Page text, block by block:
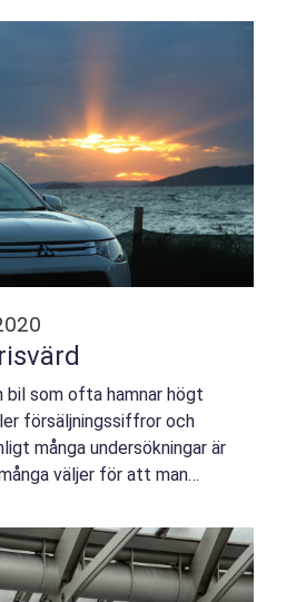
hinna med tåget och har
bil som ofta hamnar högt
försäljningssiffror och
många undersökningar är
väljer för att man
som håller ett bra andra...